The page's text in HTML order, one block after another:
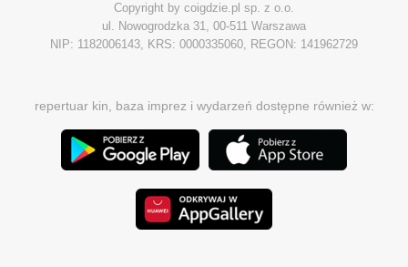
Copyright by coigdzie.pl sp. z o.o.
ul. Nowogrodzka 31, 00-511 Warszawa
NIP: 1182006143, KRS: 0000335060, REGON: 141962729
repertuar kin, baza imprez i wydarzeń dostępne również w: